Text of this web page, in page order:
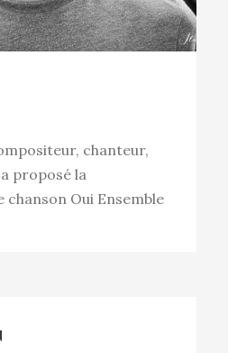
chanteur,
proposé la
chanson Oui Ensemble